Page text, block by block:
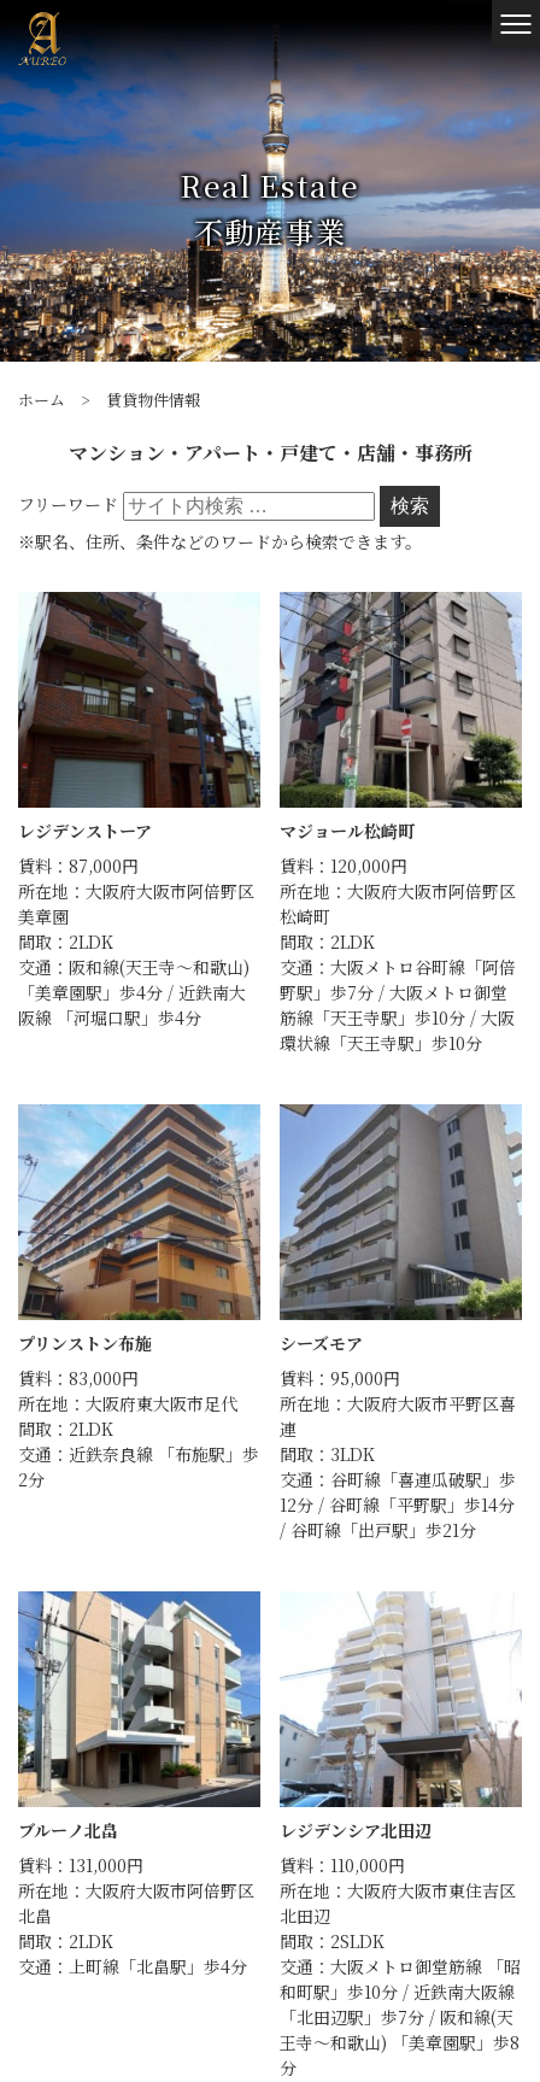
Real Estate
不動産事業
ホーム > 賃貸物件情報
マンション・アパート・⼾建て・店舗・事務所
フリーワード
※駅名、住所、条件などのワードから検索できます。
レジデンストーア
賃料：87,000円
所在地：大阪府大阪市阿倍野区
美章園
間取：2LDK
交通：阪和線(天王寺～和歌山)
「美章園駅」歩4分 / 近鉄南大
阪線 「河堀口駅」歩4分
マジョール松崎町
賃料：120,000円
所在地：大阪府大阪市阿倍野区
松崎町
間取：2LDK
交通：大阪メトロ谷町線「阿倍
野駅」歩7分 / 大阪メトロ御堂
筋線「天王寺駅」歩10分 / 大阪
環状線「天王寺駅」歩10分
プリンストン布施
賃料：83,000円
所在地：大阪府東大阪市足代
間取：2LDK
交通：近鉄奈良線 「布施駅」歩
2分
シーズモア
賃料：95,000円
所在地：大阪府大阪市平野区喜
連
間取：3LDK
交通：谷町線「喜連瓜破駅」歩
12分 / 谷町線「平野駅」歩14分
/ 谷町線「出戸駅」歩21分
ブルーノ北畠
賃料：131,000円
所在地：大阪府大阪市阿倍野区
北畠
間取：2LDK
交通：上町線「北畠駅」歩4分
レジデンシア北田辺
賃料：110,000円
所在地：大阪府大阪市東住吉区
北田辺
間取：2SLDK
交通：大阪メトロ御堂筋線 「昭
和町駅」歩10分 / 近鉄南大阪線
「北田辺駅」歩7分 / 阪和線(天
王寺～和歌山) 「美章園駅」歩8
分